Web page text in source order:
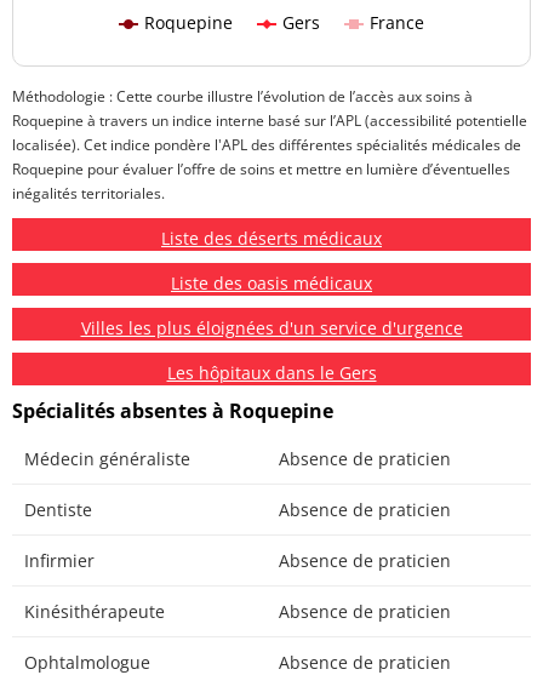
Roquepine Gers France
Méthodologie : Cette courbe illustre l’évolution de l’accès aux soins à
Roquepine à travers un indice interne basé sur l’APL (accessibilité potentielle
localisée). Cet indice pondère l'APL des différentes spécialités médicales de
Roquepine pour évaluer l’offre de soins et mettre en lumière d’éventuelles
inégalités territoriales.
Liste des déserts médicaux
Liste des oasis médicaux
Villes les plus éloignées d'un service d'urgence
Les hôpitaux dans le Gers
Spécialités absentes à Roquepine
Médecin généraliste Absence de praticien
Dentiste Absence de praticien
Infirmier Absence de praticien
Kinésithérapeute Absence de praticien
Ophtalmologue Absence de praticien